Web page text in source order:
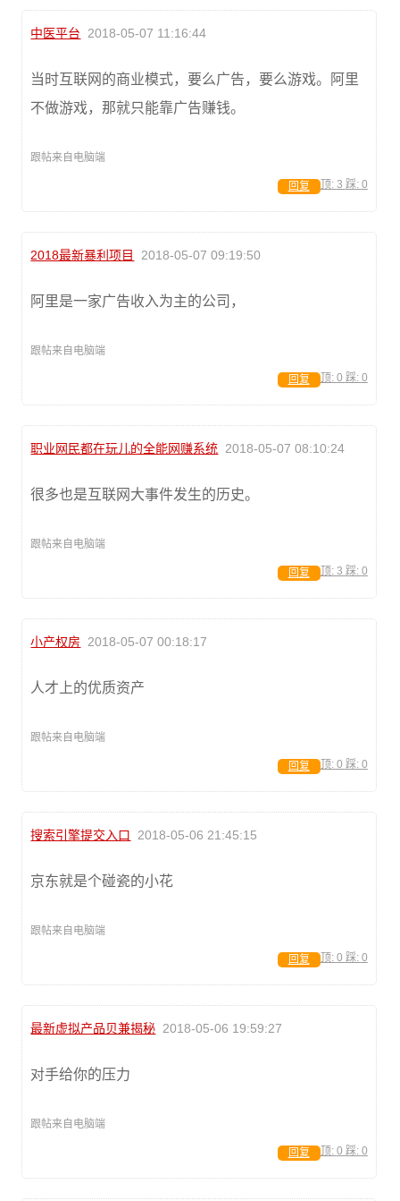
中医平台 2018-05-07 11:16:44
当时互联网的商业模式，要么广告，要么游戏。阿里
不做游戏，那就只能靠广告赚钱。
跟帖来自电脑端
顶: 3 踩: 0
回复
2018最新暴利项目 2018-05-07 09:19:50
阿里是一家广告收入为主的公司，
跟帖来自电脑端
顶: 0 踩: 0
回复
职业网民都在玩儿的全能网赚系统 2018-05-07 08:10:24
很多也是互联网大事件发生的历史。
跟帖来自电脑端
顶: 3 踩: 0
回复
小产权房 2018-05-07 00:18:17
人才上的优质资产
跟帖来自电脑端
顶: 0 踩: 0
回复
搜索引擎提交入口 2018-05-06 21:45:15
京东就是个碰瓷的小花
跟帖来自电脑端
顶: 0 踩: 0
回复
最新虚拟产品贝兼揭秘 2018-05-06 19:59:27
对手给你的压力
跟帖来自电脑端
顶: 0 踩: 0
回复